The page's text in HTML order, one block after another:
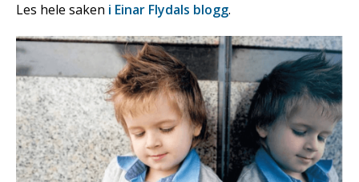
Les hele saken i Einar Flydals blogg.